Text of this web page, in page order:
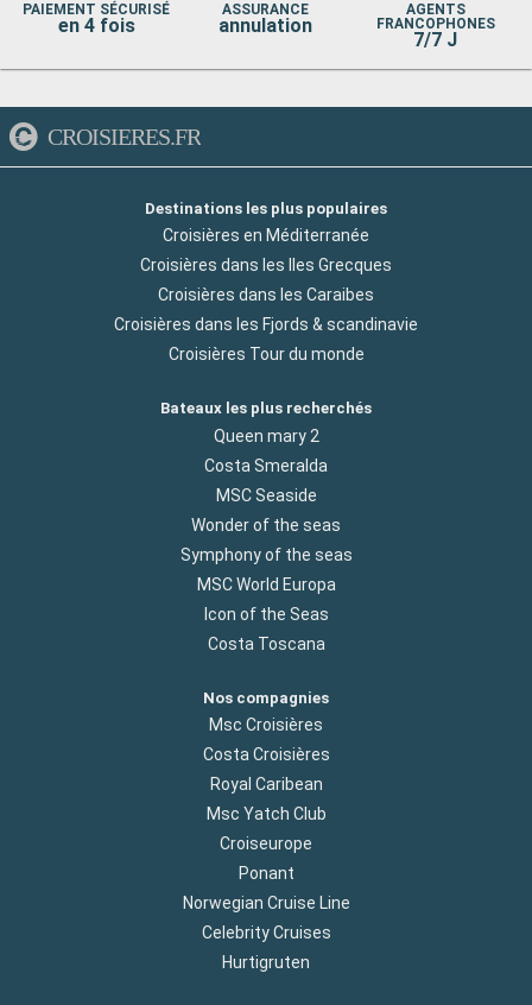
PAIEMENT SÉCURISÉ
en 4 fois
ASSURANCE
annulation
AGENTS
FRANCOPHONES
7/7 J
CROISIERES.FR
Destinations les plus populaires
Croisières en Méditerranée
Croisières dans les Iles Grecques
Croisières dans les Caraibes
Croisières dans les Fjords & scandinavie
Croisières Tour du monde
Bateaux les plus recherchés
Queen mary 2
Costa Smeralda
MSC Seaside
Wonder of the seas
Symphony of the seas
MSC World Europa
Icon of the Seas
Costa Toscana
Nos compagnies
Msc Croisières
Costa Croisières
Royal Caribean
Msc Yatch Club
Croiseurope
Ponant
Norwegian Cruise Line
Celebrity Cruises
Hurtigruten